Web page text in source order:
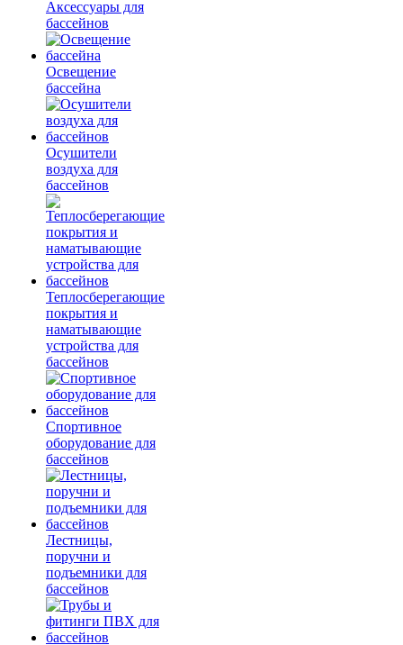
Аксессуары для
бассейнов
Освещение
бассейна
Осушители
воздуха для
бассейнов
Теплосберегающие
покрытия и
наматывающие
устройства для
бассейнов
Спортивное
оборудование для
бассейнов
Лестницы,
поручни и
подъемники для
бассейнов